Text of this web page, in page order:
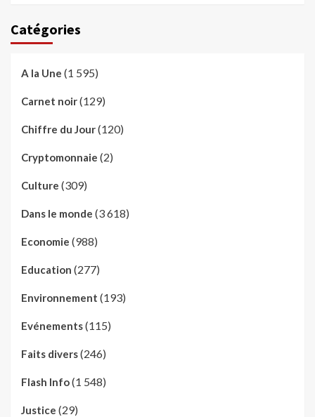
Catégories
A la Une (1 595)
Carnet noir(129)
Chiffre du Jour(120)
Cryptomonnaie (2)
Culture (309)
Dans le monde (3 618)
Economie (988)
Education (277)
Environnement (193)
Evénements(115)
Faits divers(246)
Flash Info(1 548)
Justice (29)